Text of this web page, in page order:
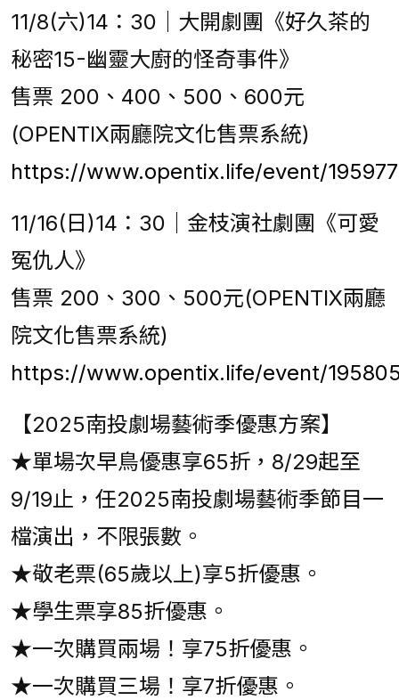
11/8(六)14：30｜大開劇團《好久茶的
秘密15-幽靈大廚的怪奇事件》
售票 200、400、500、600元
(OPENTIX兩廳院文化售票系統)
https://www.opentix.life/event/
11/16(日)14：30｜金枝演社劇團《可愛
冤仇人》
售票 200、300、500元(OPENTIX兩廳
院文化售票系統)
https://www.opentix.life/event/
【2025南投劇場藝術季優惠方案】
★單場次早鳥優惠享65折，8/29起至
9/19止，任2025南投劇場藝術季節目一
檔演出，不限張數。
★敬老票(65歲以上)享5折優惠。
★學生票享85折優惠。
★一次購買兩場！享75折優惠。
★一次購買三場！享7折優惠。